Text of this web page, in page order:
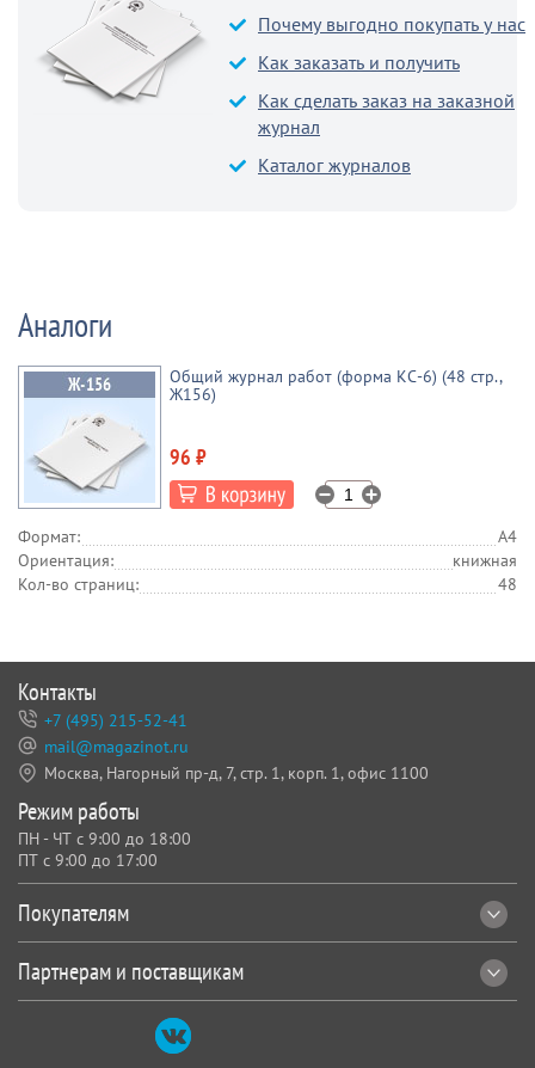
Почему выгодно покупать у нас
Как заказать и получить
Как сделать заказ на заказной
журнал
Каталог журналов
Аналоги
Общий журнал работ (форма КС-6) (48 стр.,
Ж156)
96 ₽
Формат:
A4
Ориентация:
книжная
Кол-во страниц:
48
Покупателям
Партнерам и поставщикам
Контакты
+7 (495) 215-52-41
mail@magazinot.ru
Москва, Нагорный пр-д, 7, стр. 1, корп. 1, офис 1100
Режим работы
ПН - ЧТ с 9:00 до 18:00
ПТ с 9:00 до 17:00